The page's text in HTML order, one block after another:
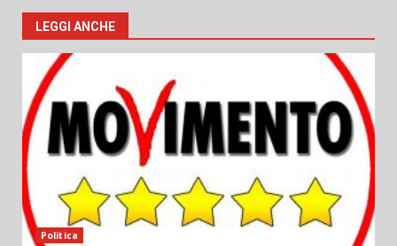
LEGGI ANCHE
Politica